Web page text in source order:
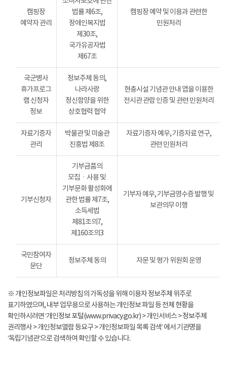
캠핑장
예약자 관리
법률 제6조,
장애인복지법
제30조,
국가유공자법
제67조
캠핑장 예약 및 이용과 관련한
민원처리
국군병사
휴가프로그
램 신청자
정보
정보주체 동의,
나라사랑
정신함양을 위한
상호협력 협약
현충시설 기념관 안내 앱을 이용한
전시관 관람 인증 및 관련 민원처리
자료기증자
관리
박물관 및 미술관
진흥법 제8조
자료기증자 예우, 기증자료 연구,
관련 민원처리
기부신청자
기부금품의
모집ㆍ사용 및
기부문화 활성화에
관한 법률 제7조,
소득세법
제81조의7,
제160조의3
기부자 예우, 기부금영수증 발행 및
보관의무 이행
국민참여자
문단
정보주체 동의 자문 및 평가 위원회 운영
※ 개인정보파일은 처리방침의 가독성을 위해 이용자 정보주체 위주로
표기하였으며, 내부 업무용으로 사용하는 개인정보 파일 등 전체 현황을
확인하시려면 ‘개인정보 포털(www.privacy.go.kr) > 개인서비스 > 정보주체
권리행사 > 개인정보열람 등요구 > 개인정보파일 목록 검색’ 에서 기관명을
‘독립기념관’으로 검색하여 확인할 수 있습니다.